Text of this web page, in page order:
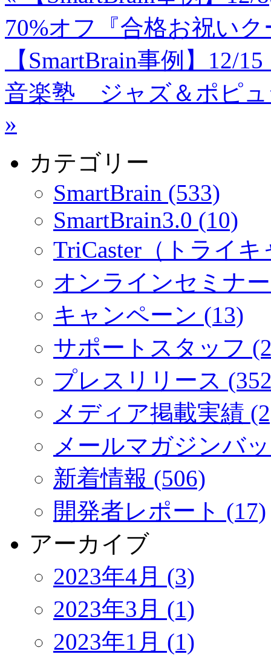
70%オフ『合格お祝い
【SmartBrain事例】12/
音楽塾 ジャズ＆ポピュ
»
カテゴリー
SmartBrain (533)
SmartBrain3.0 (10)
TriCaster（トライ
オンラインセミナ
キャンペーン (13)
サポートスタッフ
プレスリリース
メディア掲載実績
メールマガジンバ
新着情報 (506)
開発者レポート (17)
アーカイブ
2023年4月 (3)
2023年3月 (1)
2023年1月 (1)